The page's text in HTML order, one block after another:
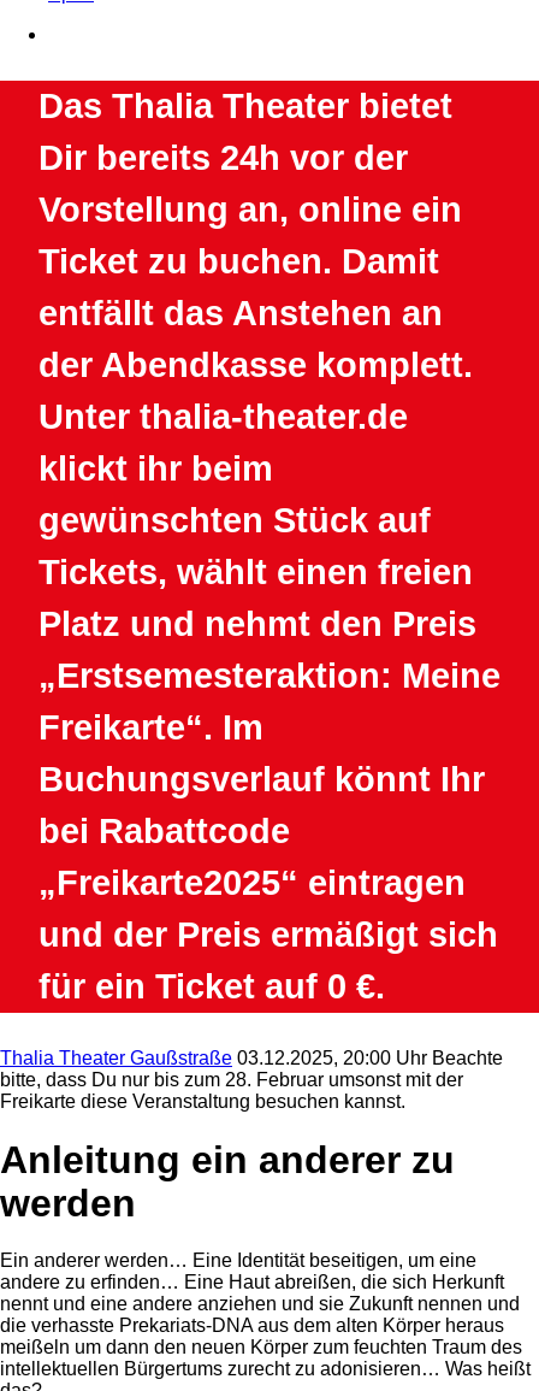
Das Thalia Theater bietet
Dir bereits 24h vor der
Vorstellung an, online ein
Ticket zu buchen. Damit
entfällt das Anstehen an
der Abendkasse komplett.
Unter thalia-theater.de
klickt ihr beim
gewünschten Stück auf
Tickets, wählt einen freien
Platz und nehmt den Preis
„Erstsemesteraktion: Meine
Freikarte“. Im
Buchungsverlauf könnt Ihr
bei Rabattcode
„Freikarte2025“ eintragen
und der Preis ermäßigt sich
für ein Ticket auf 0 €.
Thalia Theater Gaußstraße 03.12.2025, 20:00 Uhr Beachte
bitte, dass Du nur bis zum 28. Februar umsonst mit der
Freikarte diese Veranstaltung besuchen kannst.
Anleitung ein anderer zu
werden
Ein anderer werden… Eine Identität beseitigen, um eine
andere zu erfinden… Eine Haut abreißen, die sich Herkunft
nennt und eine andere anziehen und sie Zukunft nennen und
die verhasste Prekariats-DNA aus dem alten Körper heraus
meißeln um dann den neuen Körper zum feuchten Traum des
intellektuellen Bürgertums zurecht zu adonisieren… Was heißt